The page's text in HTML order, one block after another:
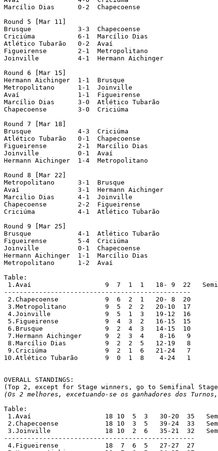
Marcílio Dias	   0-2  Chapecoense
Round 5 [Mar 11]
Brusque		   3-3  Chapecoense
Criciúma	   6-1  Marcílio Dias
Atlético Tubarão   0-2  Avaí
Figueirense	   2-1  Metropolitano
Joinville	   4-1  Hermann Aichinger
Round 6 [Mar 15]
Hermann Aichinger  1-1  Brusque
Metropolitano	   1-1  Joinville
Avaí		   1-1  Figueirense
Marcílio Dias	   3-0  Atlético Tubarão
Chapecoense	   3-0  Criciúma
Round 7 [Mar 18]
Brusque		   4-3  Criciúma
Atlético Tubarão   0-1  Chapecoense
Figueirense	   2-1  Marcílio Dias
Joinville	   0-1  Avaí
Hermann Aichinger  1-4  Metropolitano
Round 8 [Mar 22]
Metropolitano	   3-1  Brusque
Avaí		   3-1  Hermann Aichinger
Marcilio Dias	   4-1  Joinville
Chapecoense	   2-2  Figueirense
Criciúma	   4-1  Atlético Tubarão
Round 9 [Mar 25]
Brusque		   4-1  Atlético Tubarão
Figueirense	   5-4  Criciúma
Joinville	   0-1  Chapecoense
Hermann Aichinger  1-1  Marcílio Dias
Metropolitano	   1-2  Avaí
Table:
1.Avaí			  9  7  1  1   18- 9  22   Semifinalists; +1 bp
------------------------------------------------
2.Chapecoense		  9  6  2  1   20- 8  20
3.Metropolitano	  9  5  2  2   20-10  17
4.Joinville		  9  5  1  3   19-12  16
5.Figueirense	 	  9  4  3  2   16-15  15
6.Brusque		  9  2  4  3   14-15  10
7.Hermann Aichinger      9  2  3  4    8-16   9
8.Marcílio Dias	  9  2  2  5   12-19   8
9.Criciúma		  9  2  1  6   21-24   7
10.Atlético Tubarão	  9  0  1  8    4-24   1
OVERALL STANDINGS:
(Top 2, except for Stage winners, go to Semifinal
(Os 2 melhores, excetuando-se os ganhadores dos
Table:
1.Avaí			  18 10  5  3   30-20  35   Semifinalists; +1 bp
2.Chapecoense		  18 10  3  5   39-24  33   Semifinalists
3.Joinville		  18 10  2  6   35-21  32   Semifinalists
-------------------------------------------------
4.Figueirense		  18  7  6  5   27-27  27